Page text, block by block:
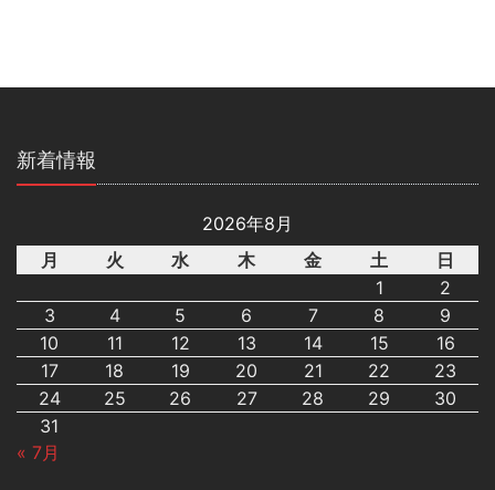
新着情報
2026年8月
月
火 水 木 金 土
日
1
2
3
4 5 6 7 8
9
10
11 12 13 14 15
16
17
18 19 20 21 22
23
24
25 26 27 28 29
30
31
« 7月